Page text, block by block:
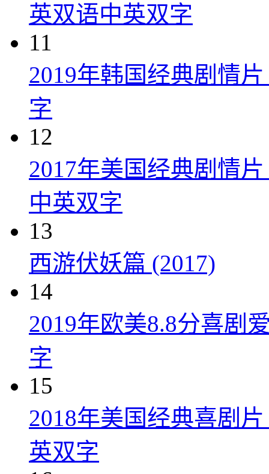
英双语中英双字
11
2019年韩国经典剧情
字
12
2017年美国经典剧情
中英双字
13
西游伏妖篇 (2017)
14
2019年欧美8.8分喜剧
字
15
2018年美国经典喜剧
英双字